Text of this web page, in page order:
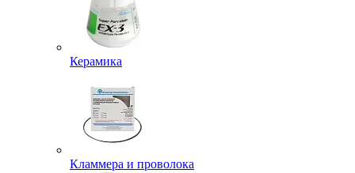
Керамика
Кламмера и проволока